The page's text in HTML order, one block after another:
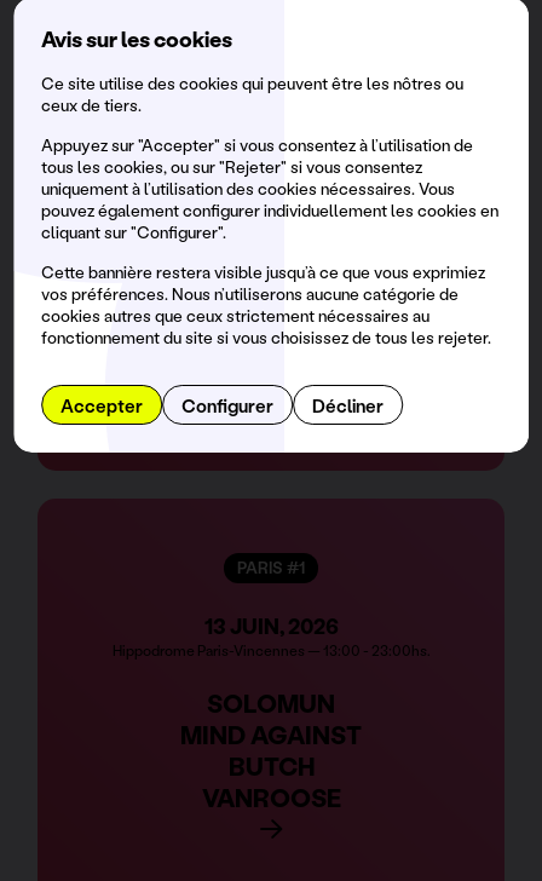
PARIS #2
14 JUIN, 2026
Hippodrome Paris-Vincennes — 13:00 - 22:00hs.
PAUL KALKBRENNER
WHOMADEWHO
RIVO
AVANGART TABLDOT
RAPHAEL PALACCI
PARIS #1
13 JUIN, 2026
Hippodrome Paris-Vincennes — 13:00 - 23:00hs.
SOLOMUN
MIND AGAINST
BUTCH
VANROOSE
Avis sur les cookies
Ce site utilise des cookies qui peuvent être les nôtres ou
ceux de tiers.
Appuyez sur "Accepter" si vous consentez à l’utilisation de
tous les cookies, ou sur "Rejeter" si vous consentez
uniquement à l’utilisation des cookies nécessaires. Vous
pouvez également configurer individuellement les cookies en
cliquant sur "Configurer".
Cette bannière restera visible jusqu’à ce que vous exprimiez
vos préférences. Nous n’utiliserons aucune catégorie de
cookies autres que ceux strictement nécessaires au
fonctionnement du site si vous choisissez de tous les rejeter.
Accepter Configurer Décliner